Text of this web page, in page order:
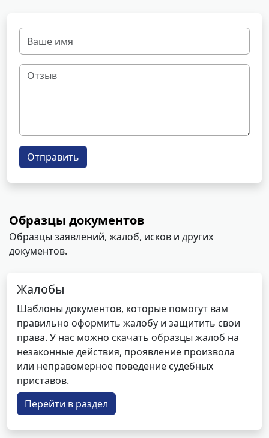
Отправить
Образцы документов
Образцы заявлений, жалоб, исков и других
документов.
Жалобы
Шаблоны документов, которые помогут вам
правильно оформить жалобу и защитить свои
права. У нас можно скачать образцы жалоб на
незаконные действия, проявление произвола
или неправомерное поведение судебных
приставов.
Перейти в раздел